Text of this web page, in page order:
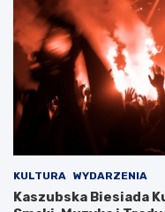
KULTURA WYDARZENIA
Kaszubska Biesiada